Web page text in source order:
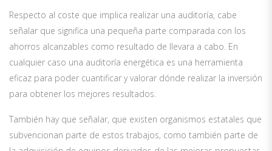
Respecto al coste que implica realizar una auditoría, cabe
señalar que significa una pequeña parte comparada con los
ahorros alcanzables como resultado de llevara a cabo. En
cualquier caso una auditoría energética es una herramienta
eficaz para poder cuantificar y valorar dónde realizar la inversión
para obtener los mejores resultados.
También hay que señalar, que existen organismos estatales que
subvencionan parte de estos trabajos, como también parte de